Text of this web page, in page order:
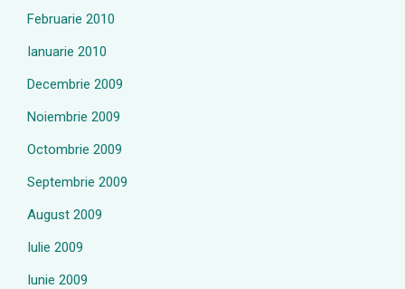
Februarie 2010
Ianuarie 2010
Decembrie 2009
Noiembrie 2009
Octombrie 2009
Septembrie 2009
August 2009
Iulie 2009
Iunie 2009